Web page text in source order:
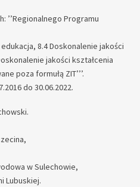
’’Regionalnego Programu
8.4 Doskonalenie jakości
jakości kształcenia
poza formułą ZIT’’’.
do 30.06.2022.
w Sulechowie,
Lubuskiej.